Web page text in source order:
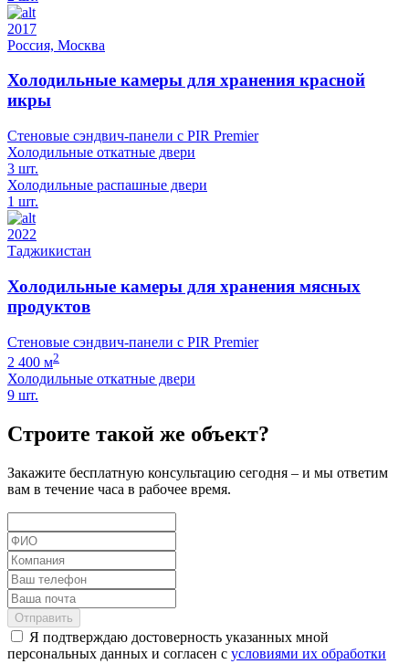
2017
Россия, Москва
Холодильные камеры для хранения красной
икры
Стеновые сэндвич-панели с PIR Premier
Холодильные откатные двери
3 шт.
Холодильные распашные двери
1 шт.
2022
Таджикистан
Холодильные камеры для хранения мясных
продуктов
Стеновые сэндвич-панели с PIR Premier
2 400 м2
Холодильные откатные двери
9 шт.
Строите такой же объект?
Закажите бесплатную консультацию сегодня – и мы ответим
вам в течение часа в рабочее время.
Отправить
Я подтверждаю достоверность указанных мной
персональных данных и согласен с условиями их обработки